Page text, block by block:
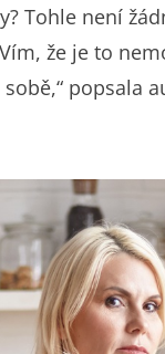
Tohle není
že je to
popsala